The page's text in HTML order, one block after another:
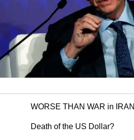
WORSE THAN WAR in IRAN
Death of the US Dollar?